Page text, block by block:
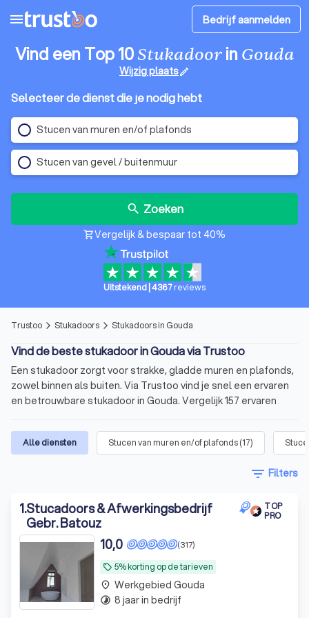
menu Bedrijf aanmelden
Vind een Top 10Stukadoorin Gouda
Wijzig plaatsedit
Selecteer de dienst die je nodig hebt
Stucen van muren en/of plafonds
Stucen van gevel / buitenmuur
search Zoeken
shopping_cartVergelijk & bespaar tot 40%
Uitstekend 4367reviews
Trustoo arrow_forward_ios Stukadoors arrow_forward_ios Stukadoors in Gouda
Vind de beste stukadoor in Gouda via Trustoo
Een stukadoor zorgt voor strakke, gladde muren en plafonds,
zowel binnen als buiten. Via Trustoo vind je snel een ervaren
en betrouwbare stukadoor in Gouda. Vergelijk 157 ervaren
9. Lees 8,693 betrouwbare reviews van eerdere klanten en
ontvang meerdere offertes, afgestemd op jouw klus. Vul
In het kort
Professioneel stucwerk
gevels.
Prijzen vanaf€ 15,- per m2.
Vergelijk stukadoorsop basis van kosten, aanbod
en beschikbaarheid.
Alle diensten Stucen van muren en/of plafonds(17)
filter_list Filters
1.Stucadoors & Afwerkingsbedrijf
Gebr. Batouz
TOP
PRO
local_offer 5% korting op de tarieven
(317)
10,0
place Werkgebied Gouda
timelapse 8 jaar in bedrijf